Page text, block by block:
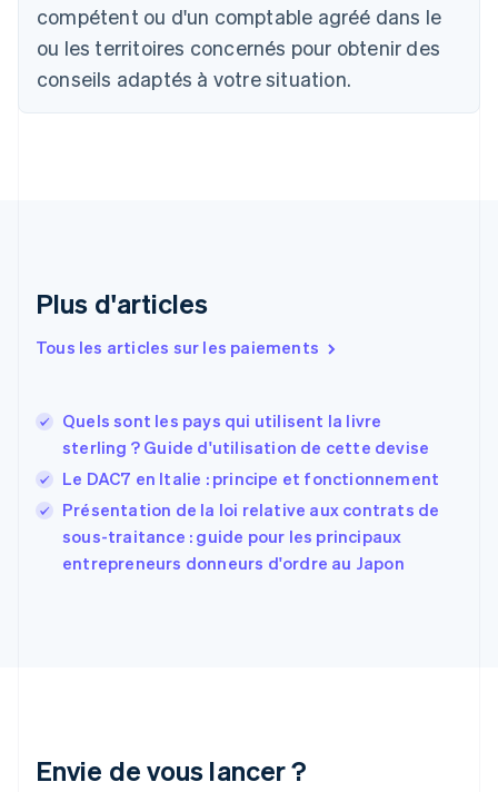
compétent ou d'un comptable agréé dans le
ou les territoires concernés pour obtenir des
conseils adaptés à votre situation.
Plus d'articles
Tous les articles sur les paiements
Quels sont les pays qui utilisent la livre
sterling ? Guide d'utilisation de cette devise
Le DAC7 en Italie : principe et fonctionnement
Présentation de la loi relative aux contrats de
sous-traitance : guide pour les principaux
entrepreneurs donneurs d'ordre au Japon
Envie de vous lancer ?
Canada
Chine continentale
简体中文English
Español English
English
Finlande
EnglishSvenska
Français English
Gibraltar
English
Grèce
English
Japon